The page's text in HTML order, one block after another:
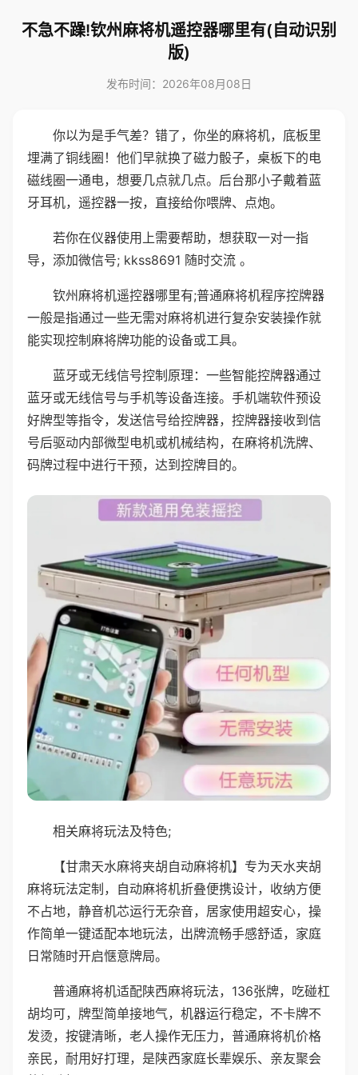
不急不躁!钦州麻将机遥控器哪里有(自动识别
版)
发布时间：2026年08月08日
你以为是手气差？错了，你坐的麻将机，底板里
埋满了铜线圈！他们早就换了磁力骰子，桌板下的电
磁线圈一通电，想要几点就几点。后台那小子戴着蓝
牙耳机，遥控器一按，直接给你喂牌、点炮。
若你在仪器使用上需要帮助，想获取一对一指
导，添加微信号; kkss8691 随时交流 。
钦州麻将机遥控器哪里有;普通麻将机程序控牌器
一般是指通过一些无需对麻将机进行复杂安装操作就
能实现控制麻将牌功能的设备或工具。
蓝牙或无线信号控制原理：一些智能控牌器通过
蓝牙或无线信号与手机等设备连接。手机端软件预设
好牌型等指令，发送信号给控牌器，控牌器接收到信
号后驱动内部微型电机或机械结构，在麻将机洗牌、
码牌过程中进行干预，达到控牌目的。
相关麻将玩法及特色;
【甘肃天水麻将夹胡自动麻将机】专为天水夹胡
麻将玩法定制，自动麻将机折叠便携设计，收纳方便
不占地，静音机芯运行无杂音，居家使用超安心，操
作简单一键适配本地玩法，出牌流畅手感舒适，家庭
日常随时开启惬意牌局。
普通麻将机适配陕西麻将玩法，136张牌，吃碰杠
胡均可，牌型简单接地气，机器运行稳定，不卡牌不
发烫，按键清晰，老人操作无压力，普通麻将机价格
亲民，耐用好打理，是陕西家庭长辈娱乐、亲友聚会